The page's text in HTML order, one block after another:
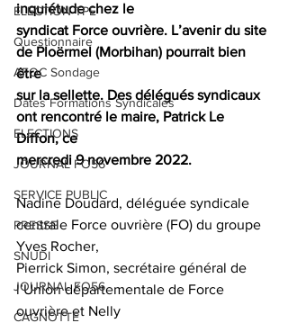
ELECTION TPE
Questionnaire
AFOC Sondage
Dates Formations Syndicales
ELECTIONS
JOURNAL FO56
SERVICE PUBLIC
PRESSE
SNUDI
JOURNAL FO56
CAGNOTTE
inquiétude chez le
syndicat Force ouvrière. L’avenir du site
de Ploërmel (Morbihan) pourrait bien
être
sur la sellette. Des délégués syndicaux
ont rencontré le maire, Patrick Le
Diffon, ce
mercredi 9 novembre 2022.
Nadine Doudard, déléguée syndicale
centrale Force ouvrière (FO) du groupe
Yves Rocher,
Pierrick Simon, secrétaire général de
l’Union départementale de Force
ouvrière et Nelly